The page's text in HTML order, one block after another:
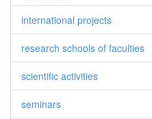
international projects
research schools of faculties
scientific activities
seminars